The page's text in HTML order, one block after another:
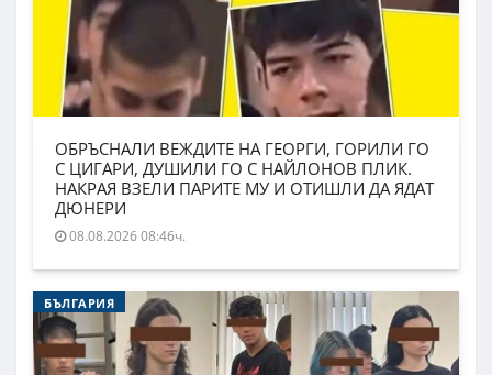
ОБРЪСНАЛИ ВЕЖДИТЕ НА ГЕОРГИ, ГОРИЛИ ГО
С ЦИГАРИ, ДУШИЛИ ГО С НАЙЛОНОВ ПЛИК.
НАКРАЯ ВЗЕЛИ ПАРИТЕ МУ И ОТИШЛИ ДА ЯДАТ
ДЮНЕРИ
08.08.2026 08:46ч.
БЪЛГАРИЯ